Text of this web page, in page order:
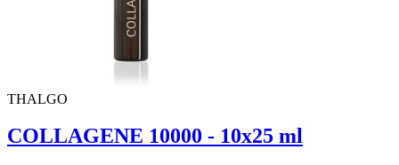
THALGO
COLLAGENE 10000 - 10x25 ml